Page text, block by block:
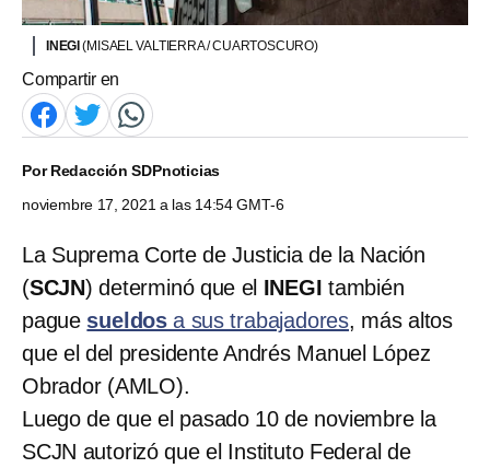
INEGI(MISAEL VALTIERRA / CUARTOSCURO)
Compartir en
PorRedacción SDPnoticias
noviembre 17, 2021 a las 14:54 GMT-6
La Suprema Corte de Justicia de la Nación
(SCJN) determinó que el INEGI también
pague sueldos a sus trabajadores, más altos
que el del presidente Andrés Manuel López
Obrador (AMLO).
Luego de que el pasado 10 de noviembre la
SCJN autorizó que el Instituto Federal de